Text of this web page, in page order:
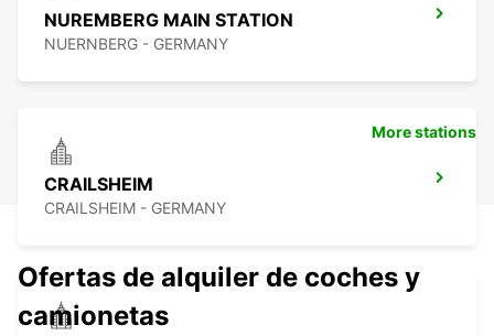
NUREMBERG MAIN STATION
NUERNBERG - GERMANY
CRAILSHEIM
CRAILSHEIM - GERMANY
More stations
Ofertas de alquiler de coches y
camionetas